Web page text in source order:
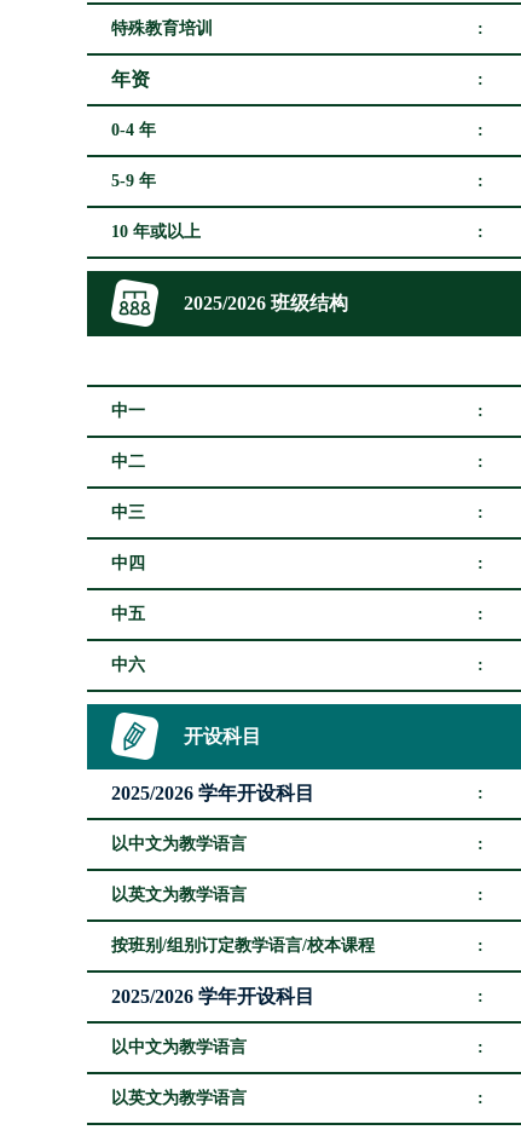
特殊教育培训 :
年资 :
0-4 年 :
5-9 年 :
10 年或以上 :
2025/2026 班级结构
中一 :
中二 :
中三 :
中四 :
中五 :
中六 :
开设科目
2025/2026 学年开设科目 :
以中文为教学语言 :
以英文为教学语言 :
按班别/组别订定教学语言/校本课程 :
2025/2026 学年开设科目 :
以中文为教学语言 :
以英文为教学语言 :